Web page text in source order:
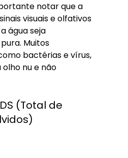
notar que a
visuais e olfativos
água seja
Muitos
bactérias e vírus,
olho nu e não
(Total de